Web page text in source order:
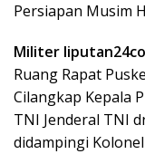
Persiapan Musim
Militer
Ruang Rapat
Cilangkap Kepala
TNI Jenderal TNI
didampingi